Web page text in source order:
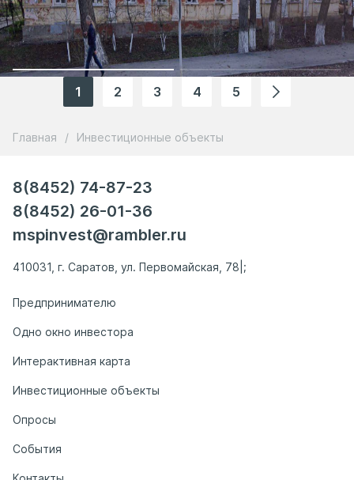
1 2 3 4 5
Главная / Инвестиционные объекты
8(8452) 74-87-23
8(8452) 26-01-36
mspinvest@rambler.ru
410031, г. Саратов, ул. Первомайская, 78|;
Предпринимателю
Одно окно инвестора
Интерактивная карта
Инвестиционные объекты
Опросы
События